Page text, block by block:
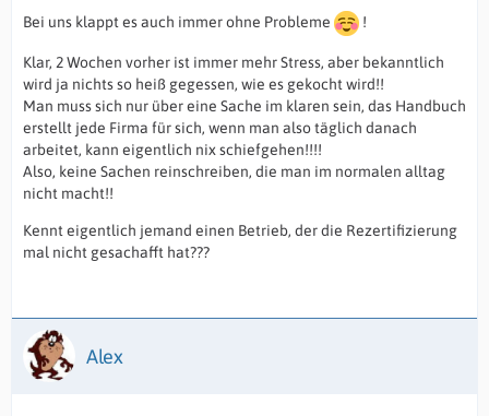
Bei uns klappt es auch immer ohne Probleme !
Klar, 2 Wochen vorher ist immer mehr Stress, aber bekanntlich
wird ja nichts so heiß gegessen, wie es gekocht wird!!
Man muss sich nur über eine Sache im klaren sein, das Handbuch
erstellt jede Firma für sich, wenn man also täglich danach
arbeitet, kann eigentlich nix schiefgehen!!!!
Also, keine Sachen reinschreiben, die man im normalen alltag
nicht macht!!
Kennt eigentlich jemand einen Betrieb, der die Rezertifizierung
mal nicht gesachafft hat???
Alex